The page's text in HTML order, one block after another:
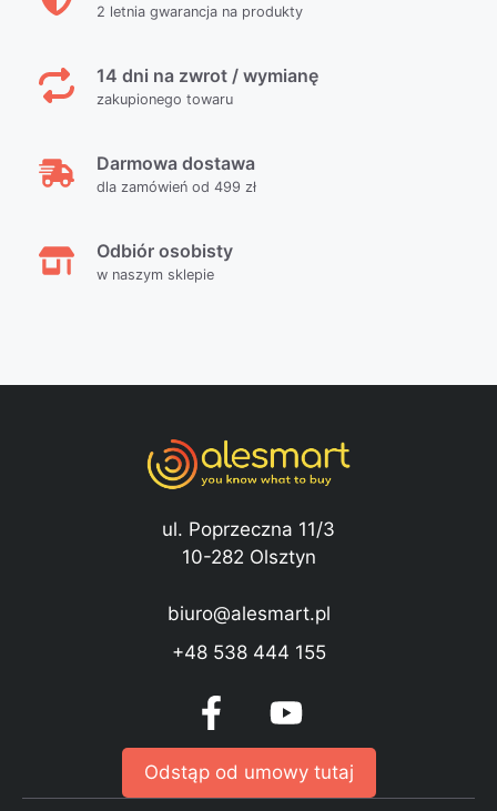
2 letnia gwarancja na produkty
14 dni na zwrot / wymianę
zakupionego towaru
Darmowa dostawa
dla zamówień od 499 zł
Odbiór osobisty
w naszym sklepie
ul. Poprzeczna 11/3
10-282 Olsztyn
biuro@alesmart.pl
+48 538 444 155
Odstąp od umowy tutaj